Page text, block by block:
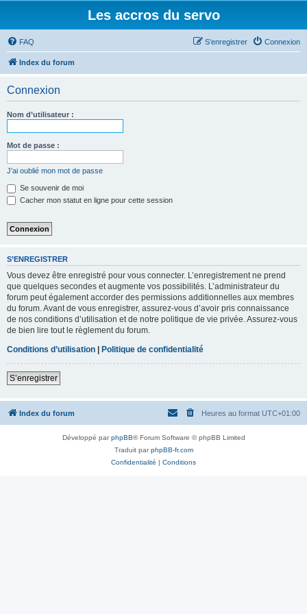
Les accros du servo
FAQ Connexion
S’enregistrer
Index du forum
Connexion
Nom d’utilisateur :
Mot de passe :
J’ai oublié mon mot de passe
Se souvenir de moi
Cacher mon statut en ligne pour cette session
S’ENREGISTRER
Vous devez être enregistré pour vous connecter. L’enregistrement ne prend
que quelques secondes et augmente vos possibilités. L’administrateur du
forum peut également accorder des permissions additionnelles aux membres
du forum. Avant de vous enregistrer, assurez-vous d’avoir pris connaissance
de nos conditions d’utilisation et de notre politique de vie privée. Assurez-vous
de bien lire tout le règlement du forum.
Conditions d’utilisation | Politique de confidentialité
S’enregistrer
Index du forum Heures au format UTC+01:00
Développé parphpBB® Forum Software © phpBB Limited
Traduit parphpBB-fr.com
Confidentialité | Conditions